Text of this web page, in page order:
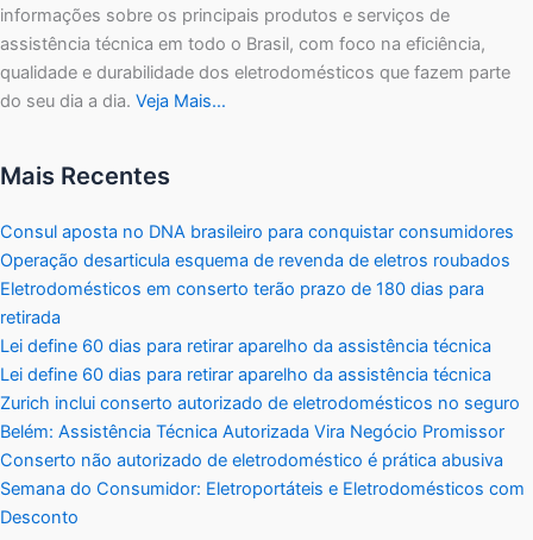
informações sobre os principais produtos e serviços de
assistência técnica em todo o Brasil, com foco na eficiência,
qualidade e durabilidade dos eletrodomésticos que fazem parte
do seu dia a dia. Veja Mais…
Mais Recentes
Consul aposta no DNA brasileiro para conquistar consumidores
Operação desarticula esquema de revenda de eletros roubados
Eletrodomésticos em conserto terão prazo de 180 dias para
retirada
Lei define 60 dias para retirar aparelho da assistência técnica
Lei define 60 dias para retirar aparelho da assistência técnica
Zurich inclui conserto autorizado de eletrodomésticos no seguro
Belém: Assistência Técnica Autorizada Vira Negócio Promissor
Conserto não autorizado de eletrodoméstico é prática abusiva
Semana do Consumidor: Eletroportáteis e Eletrodomésticos com
Desconto